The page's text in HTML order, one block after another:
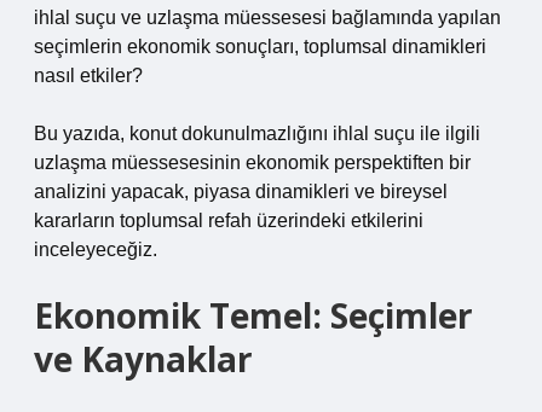
ihlal suçu ve uzlaşma müessesesi bağlamında yapılan
seçimlerin ekonomik sonuçları, toplumsal dinamikleri
nasıl etkiler?
Bu yazıda, konut dokunulmazlığını ihlal suçu ile ilgili
uzlaşma müessesesinin ekonomik perspektiften bir
analizini yapacak, piyasa dinamikleri ve bireysel
kararların toplumsal refah üzerindeki etkilerini
inceleyeceğiz.
Ekonomik Temel: Seçimler
ve Kaynaklar